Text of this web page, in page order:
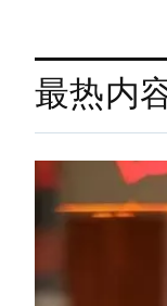
最热内